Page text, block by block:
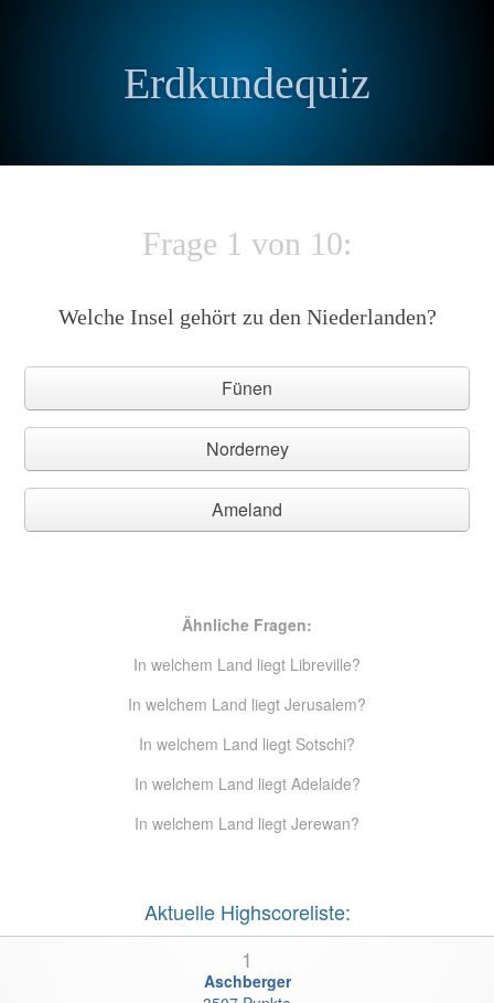
Erdkundequiz
Frage 1 von 10:
Welche Insel gehört zu den Niederlanden?
Fünen
Norderney
Ameland
Ähnliche Fragen:
In welchem Land liegt Libreville?
In welchem Land liegt Jerusalem?
In welchem Land liegt Sotschi?
In welchem Land liegt Adelaide?
In welchem Land liegt Jerewan?
Aktuelle Highscoreliste:
1
Aschberger